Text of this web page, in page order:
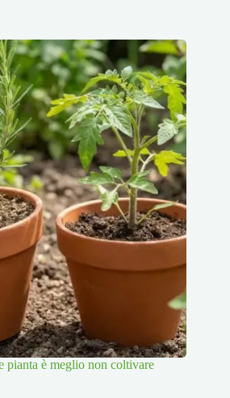
pianta è meglio non coltivare